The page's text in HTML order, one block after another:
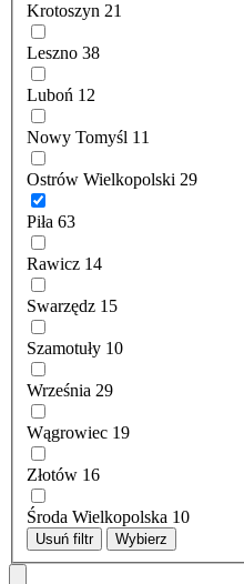
Krotoszyn 21
Leszno 38
Luboń 12
Nowy Tomyśl 11
Ostrów Wielkopolski 29
Piła 63
Rawicz 14
Swarzędz 15
Szamotuły 10
Września 29
Wągrowiec 19
Złotów 16
Środa Wielkopolska 10
Usuń filtr Wybierz